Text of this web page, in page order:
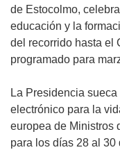
de Estocolmo,
educación y la
del recorrido hasta el
programado para
La Presidencia
electrónico para la
europea de Ministros
para los días 28 al 30